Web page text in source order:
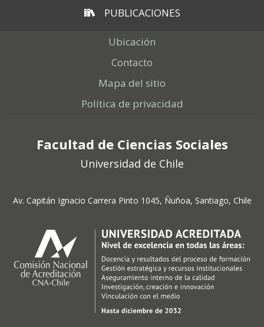
PUBLICACIONES
Ubicación
Contacto
Mapa del sitio
Política de privacidad
Facultad de Ciencias Sociales
Universidad de Chile
Av. Capitán Ignacio Carrera Pinto 1045, Ñuñoa, Santiago, Chile